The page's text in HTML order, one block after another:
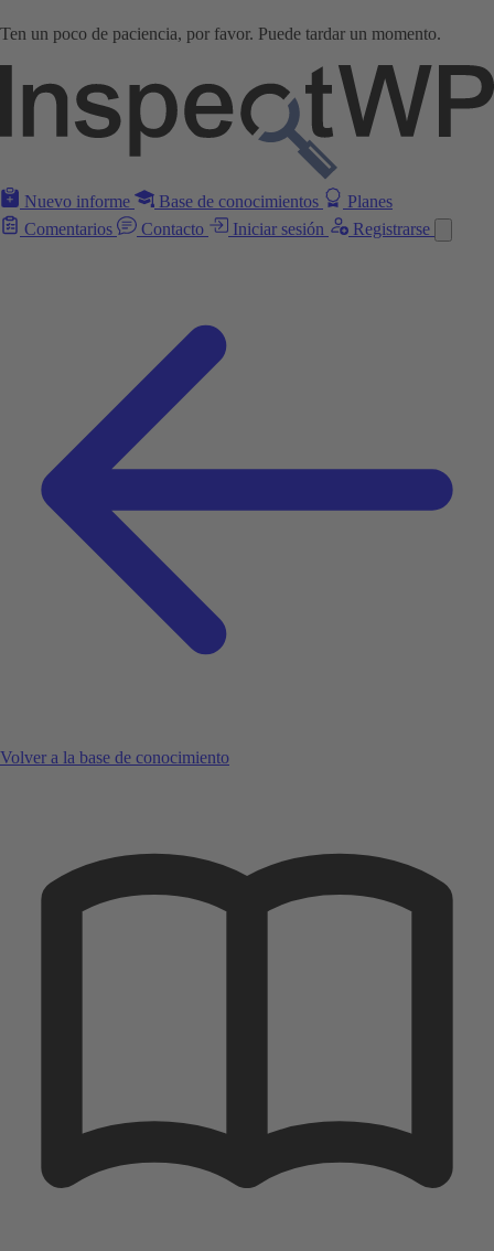
Ten un poco de paciencia, por favor. Puede tardar un momento.
Nuevo informe Base de conocimientos
Planes
Comentarios
Contacto Iniciar sesión Registrarse
Volver a la base de conocimiento